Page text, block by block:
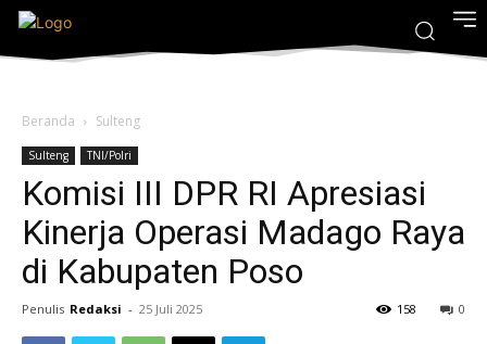
Beranda Sulteng
Sulteng TNI/Polri
Komisi III DPR RI Apresiasi
Kinerja Operasi Madago Raya
di Kabupaten Poso
Penulis Redaksi - 25 Juli 2025 0
158